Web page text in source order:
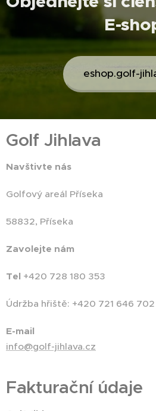
E-
eshop.golf-
Golf Jihlava
Navštivte nás
Golfový areál Příseka
58832, Příseka
Zavolejte nám
Tel +420 728 180 353
Údržba hřiště: +420 721 646 702
E-mail
info@golf-jihlava.cz
Fakturační údaje